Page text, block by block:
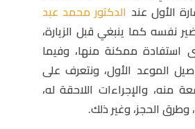
الأول عند الدكتور محمد عبد
نفسه كما ينبغي قبل الزيارة،
ممكنة منها، وفيما
الموعد الأول، ونتعرف على
منه، والإجراءات اللاحقة له،
وطرق الحجز، وغير ذلك.